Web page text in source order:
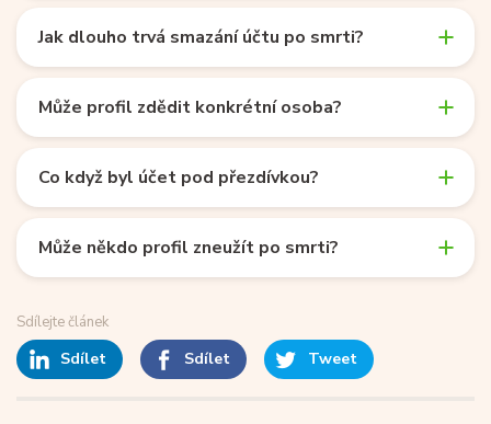
Jak dlouho trvá smazání účtu po smrti?
Může profil zdědit konkrétní osoba?
Co když byl účet pod přezdívkou?
Může někdo profil zneužít po smrti?
Sdílejte článek
Sdílet Sdílet Tweet